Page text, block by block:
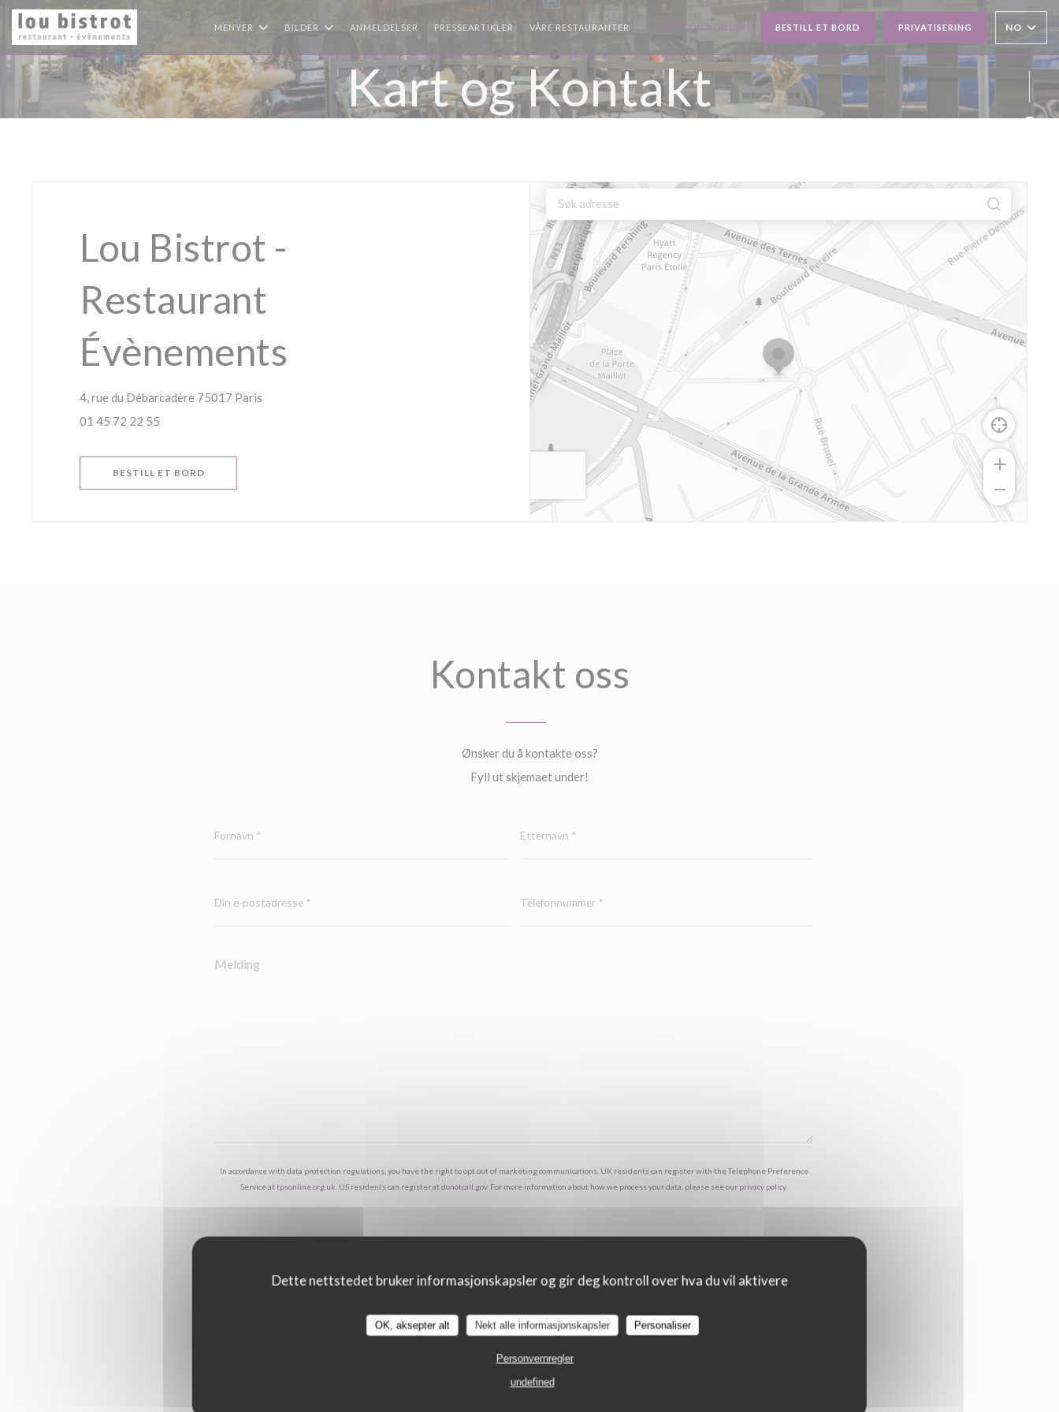
Panel for informasjonskapsler
Dette nettstedet bruker informasjonskapsler og gir deg kontroll over hva du vil aktivere
OK, aksepter alt Nekt alle informasjonskapsler Personaliser
Personvernregler
undefined
MENYER BILDER ANMELDELSER PRESSEARTIKLER VÅRE RESTAURANTER KART OG KONTAKT BESTILL ET BORD PRIVATISERING NO
Kart og Kontakt
Lou Bistrot -
Restaurant
Évènements
4, rue du Débarcadère 75017 Paris
01 45 72 22 55
BESTILL ET BORD
Kontakt oss
Ønsker du å kontakte oss?
Fyll ut skjemaet under!
In accordance with data protection regulations, you have the right to opt out of marketing communications. UK residents can register with the Telephone Preference
Service attpsonline.org.uk . US residents can register atdonotcall.gov. For more information about how we process your data, please see our privacy policy.